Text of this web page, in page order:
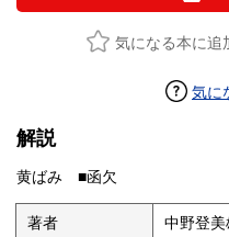
気になる本に追
気に
解説
黄ばみ ■函欠
著者 中野登美